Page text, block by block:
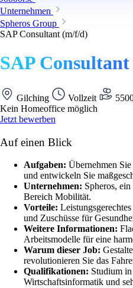
Unternehmen
Spheros Group
SAP Consultant (m/f/d)
SAP
Gilching Vollzeit
Kein Homeoffice möglich
Jetzt bewerben
Auf einen Blick
Aufgaben: Übernehmen
und entwickeln Sie
Unternehmen: Spheros,
Bereich Mobilität.
Vorteile:
und Zuschüsse für
Weitere Informationen:
Arbeitsmodelle für eine
Warum dieser Job:
revolutionieren Sie das
Qualifikationen: Studium
Wirtschaftsinformatik und